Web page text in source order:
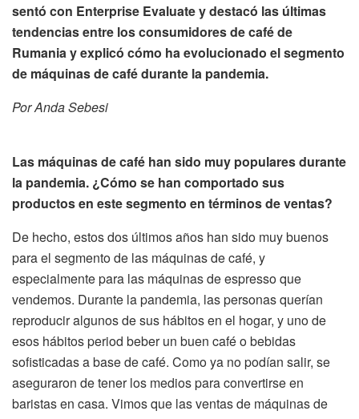
sentó con Enterprise Evaluate y destacó las últimas
tendencias entre los consumidores de café de
Rumania y explicó cómo ha evolucionado el segmento
de máquinas de café durante la pandemia.
Por Anda Sebesi
Las máquinas de café han sido muy populares durante
la pandemia. ¿Cómo se han comportado sus
productos en este segmento en términos de ventas?
De hecho, estos dos últimos años han sido muy buenos
para el segmento de las máquinas de café, y
especialmente para las máquinas de espresso que
vendemos. Durante la pandemia, las personas querían
reproducir algunos de sus hábitos en el hogar, y uno de
esos hábitos period beber un buen café o bebidas
sofisticadas a base de café. Como ya no podían salir, se
aseguraron de tener los medios para convertirse en
baristas en casa. Vimos que las ventas de máquinas de